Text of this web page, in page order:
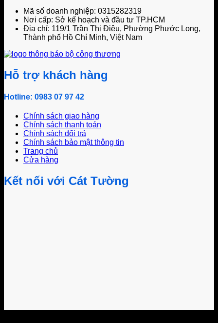
Mã số doanh nghiệp: 0315282319
Nơi cấp: Sở kế hoạch và đầu tư TP.HCM
Địa chỉ: 119/1 Trần Thị Điệu, Phường Phước Long,
Thành phố Hồ Chí Minh, Việt Nam
Hỗ trợ khách hàng
Hotline: 0983 07 97 42
Chính sách giao hàng
Chính sách thanh toán
Chính sách đổi trả
Chính sách bảo mật thông tin
Trang chủ
Cửa hàng
Kết nối với Cát Tường